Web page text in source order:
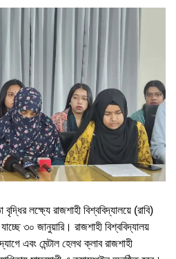
বৃদ্ধির লক্ষ্যে রাজশাহী বিশ্ববিদ্যালয়ে (রাবি)
৩০ জানুয়ারি। রাজশাহী বিশ্ববিদ্যালয়
এবং মেন্টাল হেলথ ক্লাব রাজশাহী